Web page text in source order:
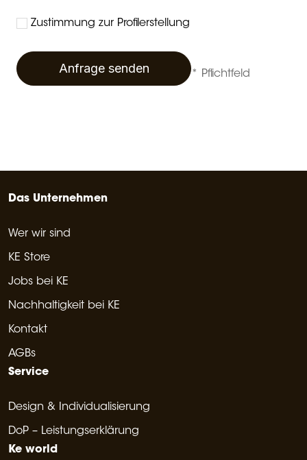
Zustimmung zur Profilerstellung
Anfrage senden * Pflichtfeld
Das Unternehmen
Wer wir sind
KE Store
Jobs bei KE
Nachhaltigkeit bei KE
Kontakt
AGBs
Service
Design & Individualisierung
DoP – Leistungserklärung
Ke world